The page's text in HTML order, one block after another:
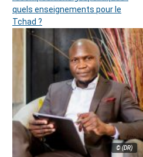
quels enseignements pour le
Tchad ?
© (DR)